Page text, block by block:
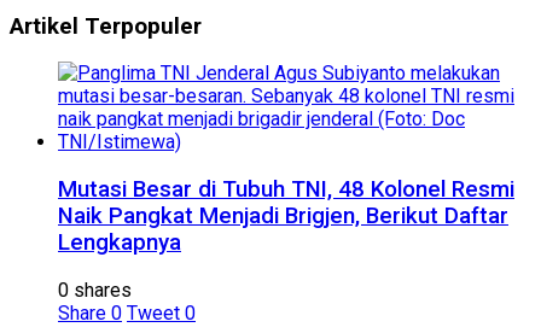
Artikel Terpopuler
Mutasi Besar di Tubuh TNI, 48 Kolonel Resmi
Naik Pangkat Menjadi Brigjen, Berikut Daftar
Lengkapnya
0 shares
Share 0 Tweet 0